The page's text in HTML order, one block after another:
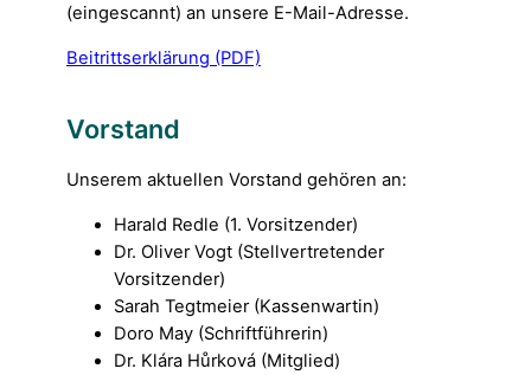
(eingescannt) an unsere E-Mail-Adresse.
Beitrittserklärung (PDF)
Vorstand
Unserem aktuellen Vorstand gehören an:
Harald Redle (1. Vorsitzender)
Dr. Oliver Vogt (Stellvertretender
Vorsitzender)
Sarah Tegtmeier (Kassenwartin)
Doro May (Schriftführerin)
Dr. Klára Hůrková (Mitglied)